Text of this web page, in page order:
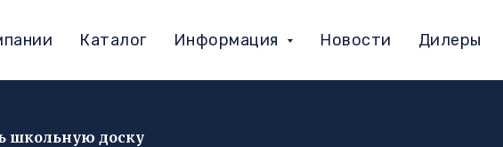
Каталог Информация Новости Дилеры
школьную доску